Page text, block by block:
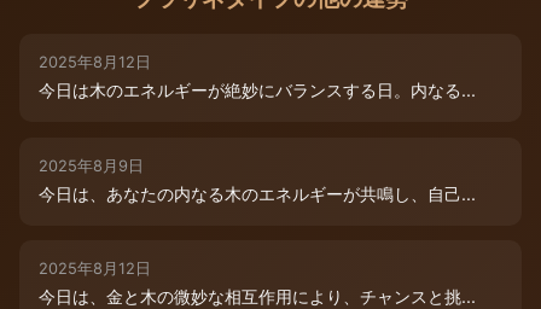
2025年8月12日
今日は木のエネルギーが絶妙にバランスする日。内なる...
2025年8月9日
今日は、あなたの内なる木のエネルギーが共鳴し、自己...
2025年8月12日
今日は、金と木の微妙な相互作用により、チャンスと挑...